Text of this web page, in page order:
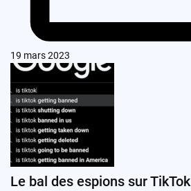
19 mars 2023
Le bal des espions sur TikTok